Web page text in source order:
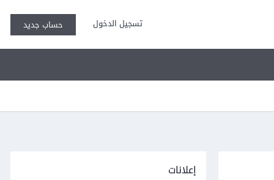
تسجيل الدخول حساب جديد
إعلانات